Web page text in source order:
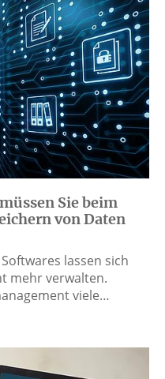
Sie beim
von Daten
lassen sich
mehr verwalten.
viele…